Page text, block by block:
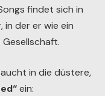
findet sich in
in der er wie ein
in die düstere,
ein: